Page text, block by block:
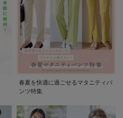
春夏を快適に過ごせるマタニティパ
ンツ特集